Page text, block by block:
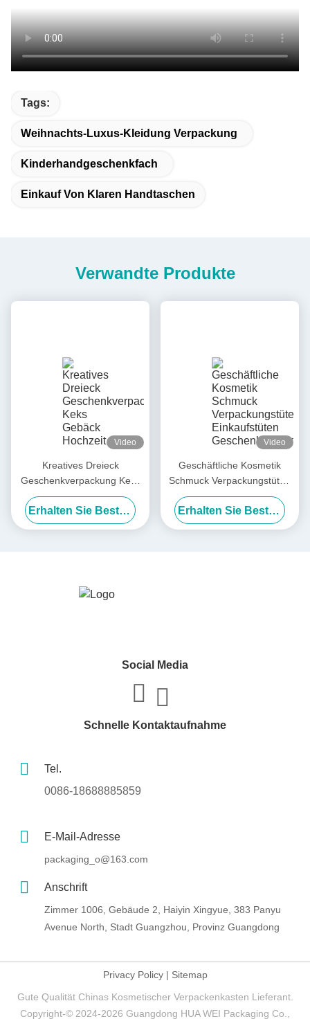
Tags:
Weihnachts-Luxus-Kleidung Verpackung
Kinderhandgeschenkfach
Einkauf Von Klaren Handtaschen
Verwandte Produkte
Video
Kreatives Dreieck
Geschenkverpackung Keks
Gebäck Hochzeit
Süßigkeiten Verpackung
Handtasche Geschenkboxen
Erhalten Sie Besten Preis
Video
Geschäftliche Kosmetik
Schmuck Verpackungstüten
Einkaufstüten
Geschenkpapiertüte mit
Bandbogen
Erhalten Sie Besten Preis
Social Media
Schnelle Kontaktaufnahme
Tel.
0086-18688885859
E-Mail-Adresse
packaging_o@163.com
Anschrift
Zimmer 1006, Gebäude 2, Haiyin Xingyue, 383 Panyu
Avenue North, Stadt Guangzhou, Provinz Guangdong
Privacy Policy| Sitemap
Gute Qualität Chinas Kosmetischer Verpackenkasten Lieferant.
Copyright-© 2024-2026 Guangdong HUA WEI Packaging Co.,